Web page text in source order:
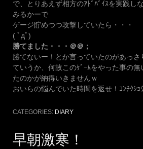
で、とりあえず相方のｱﾄﾞﾊﾞｲｽを実践し
みるかーで
ゲージ貯めつつ攻撃していたら・・・
( ﾟдﾟ)
勝てました・・・＠＠；
勝てないー！とか言っていたのがあっさ
ていうか、何故このｹﾞｰﾑをやった事の無
たのかが納得いきませんｗ
おいらの悩んでいた時間を返せ！ｺﾝﾁｸｼｮ
CATEGORIES: DIARY
早朝激寒！